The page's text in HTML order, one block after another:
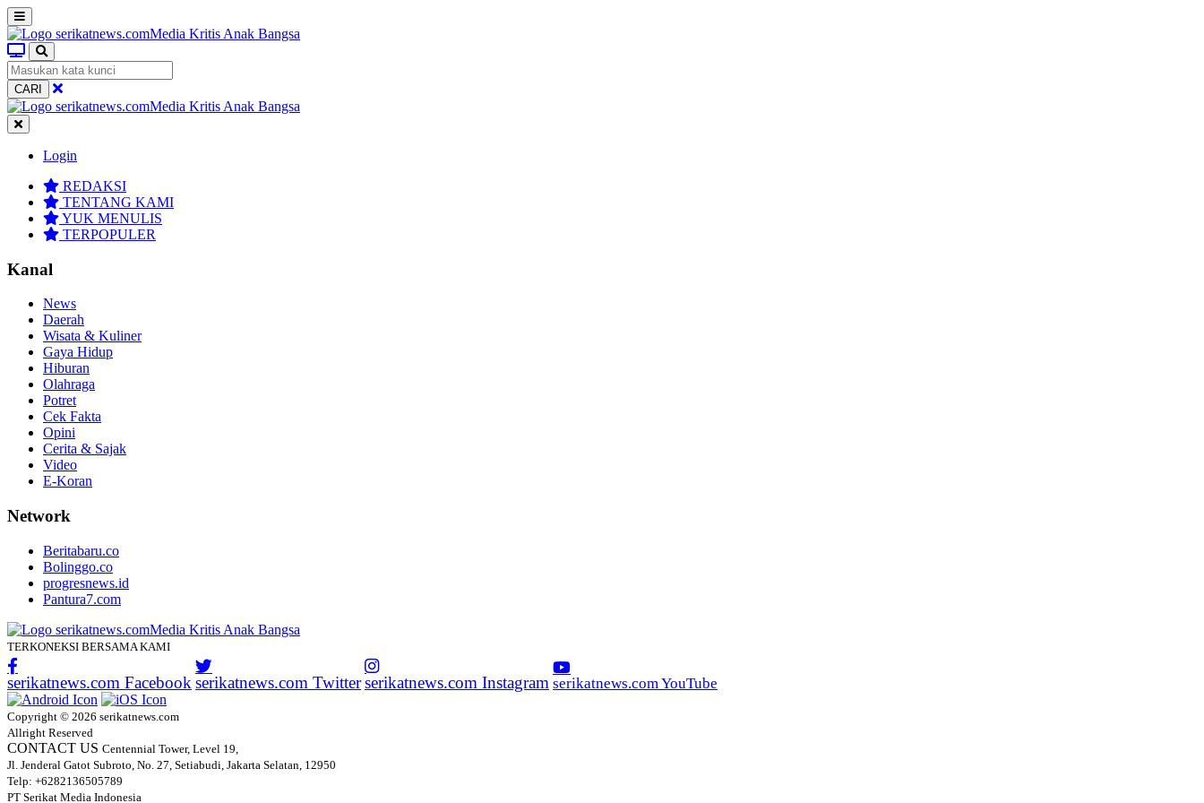
CARI
Login
REDAKSI
TENTANG KAMI
YUK MENULIS
TERPOPULER
Kanal
News
Daerah
Wisata & Kuliner
Gaya Hidup
Hiburan
Olahraga
Potret
Cek Fakta
Opini
Cerita & Sajak
Video
E-Koran
Network
Beritabaru.co
Bolinggo.co
progresnews.id
Pantura7.com
TERKONEKSI BERSAMA KAMI
serikatnews.com Facebook serikatnews.com Twitter serikatnews.com Instagram serikatnews.com YouTube
Copyright © 2026 serikatnews.com
Allright Reserved
CONTACT US Centennial Tower, Level 19,
Jl. Jenderal Gatot Subroto, No. 27, Setiabudi, Jakarta Selatan, 12950
Telp: +6282136505789
PT Serikat Media Indonesia